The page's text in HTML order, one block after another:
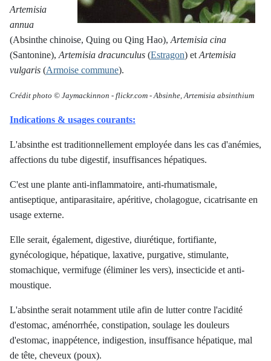
Artemisia
annua
(Absinthe chinoise, Quing ou Qing Hao), Artemisia cina
(Santonine), Artemisia dracunculus (Estragon) et Artemisia
vulgaris (Armoise commune).
Crédit photo © Jaymackinnon - flickr.com - Absinhe,Artemisia absinthium
Indications & usages courants:
L'absinthe est traditionnellement employée dans les cas d'anémies,
affections du tube digestif, insuffisances hépatiques.
C'est une plante anti-inflammatoire, anti-rhumatismale,
antiseptique, antiparasitaire, apéritive, cholagogue, cicatrisante en
usage externe.
Elle serait, également, digestive, diurétique, fortifiante,
gynécologique, hépatique, laxative, purgative, stimulante,
stomachique, vermifuge (éliminer les vers), insecticide et anti-
moustique.
L'absinthe serait notamment utile afin de lutter contre l'acidité
d'estomac, aménorrhée, constipation, soulage les douleurs
d'estomac, inappétence, indigestion, insuffisance hépatique, mal
de tête, cheveux (poux).